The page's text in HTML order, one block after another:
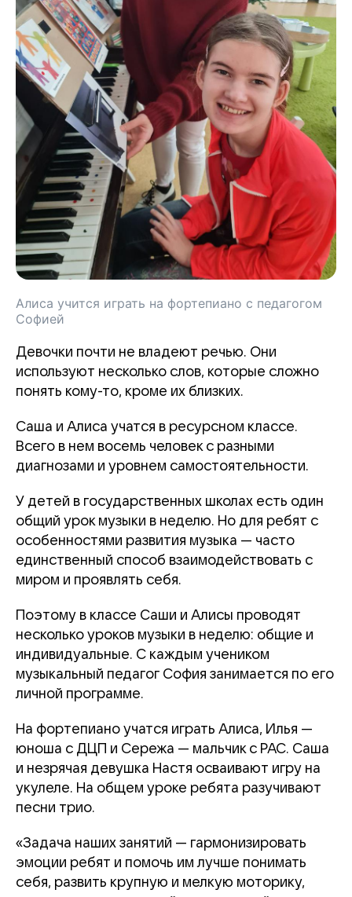
Алиса учится играть на фортепиано с педагогом
Софией
Девочки почти не владеют речью. Они
используют несколько слов, которые сложно
понять кому-то, кроме их близких.
Саша и Алиса учатся в ресурсном классе.
Всего в нем восемь человек с разными
диагнозами и уровнем самостоятельности.
У детей в государственных школах есть один
общий урок музыки в неделю. Но для ребят с
особенностями развития музыка — часто
единственный способ взаимодействовать с
миром и проявлять себя.
Поэтому в классе Саши и Алисы проводят
несколько уроков музыки в неделю: общие и
индивидуальные. С каждым учеником
музыкальный педагог София занимается по его
личной программе.
На фортепиано учатся играть Алиса, Илья —
юноша с ДЦП и Сережа — мальчик с РАС. Саша
и незрячая девушка Настя осваивают игру на
укулеле. На общем уроке ребята разучивают
песни трио.
«Задача наших занятий — гармонизировать
эмоции ребят и помочь им лучше понимать
себя, развить крупную и мелкую моторику,